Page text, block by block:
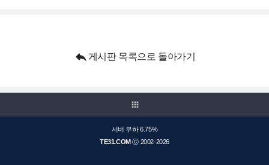
 게시판 목록으로 돌아가기
apps
서버 부하 6.75%
TE31.COMⓒ 2002-2026